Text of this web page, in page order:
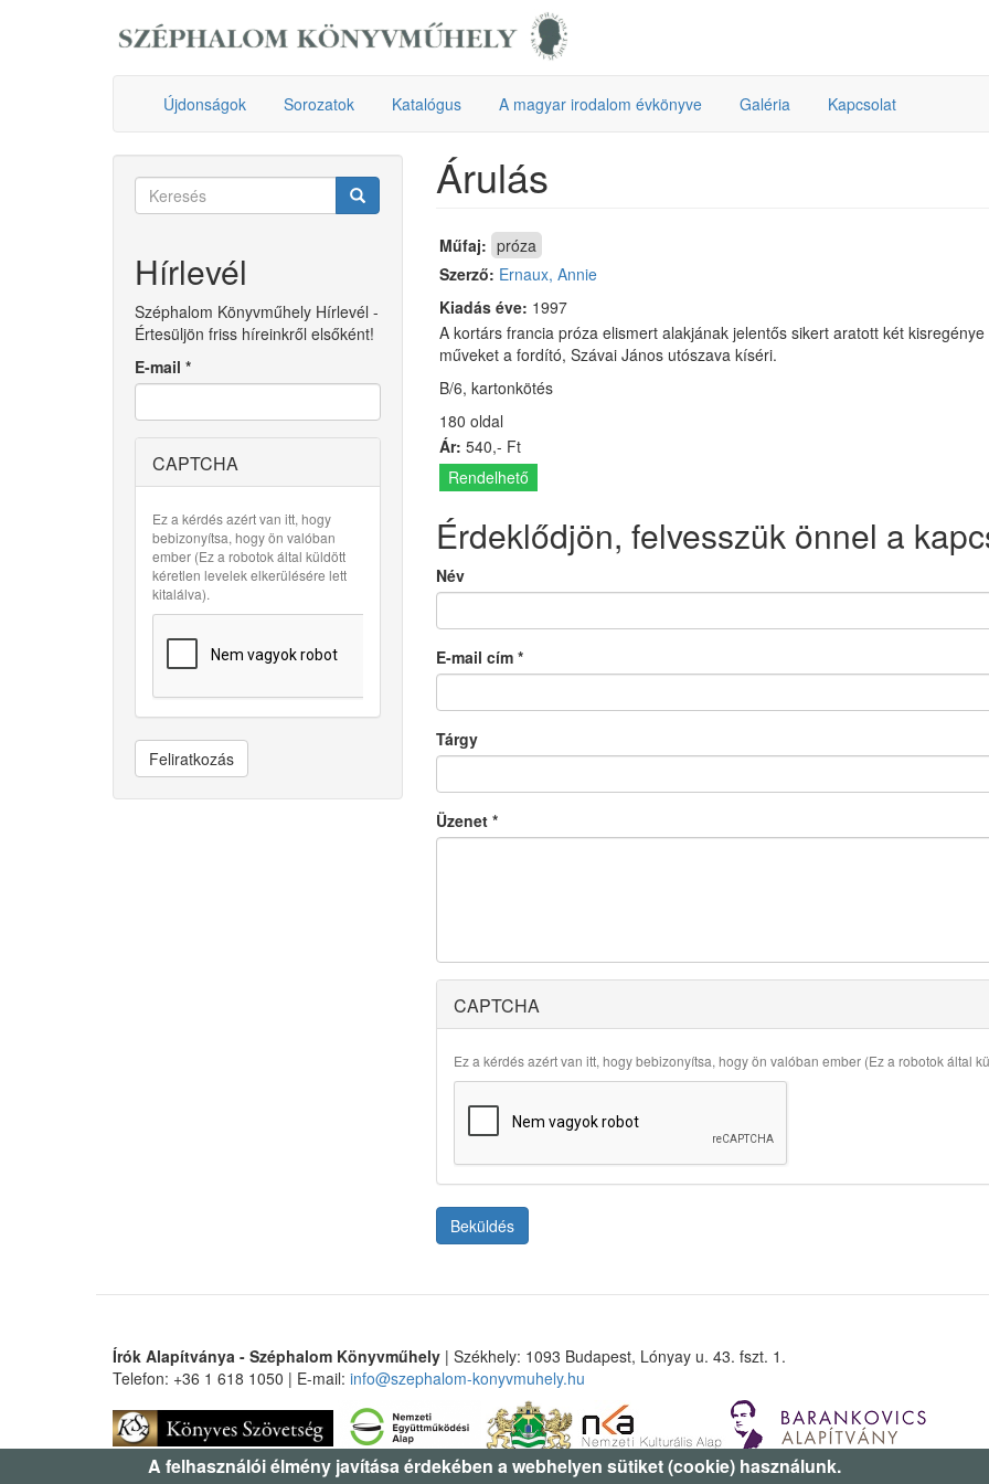
Újdonságok Sorozatok Katalógus A magyar irodalom évkönyve Galéria Kapcsolat
Keresés
Hírlevél
Széphalom Könyvműhely Hírlevél -
Értesüljön friss híreinkről elsőként!
E-mail *
CAPTCHA
Ez a kérdés azért van itt, hogy
bebizonyítsa, hogy ön valóban
ember (Ez a robotok által küldött
kéretlen levelek elkerülésére lett
kitalálva).
Feliratkozás
Árulás
Műfaj: próza
Szerző: Ernaux, Annie
Kiadás éve: 1997
A kortárs francia próza elismert alakjának jelentős sikert aratott két
műveket a fordító, Szávai János utószava kíséri.
B/6, kartonkötés
180 oldal
Ár: 540,- Ft
Rendelhető
Érdeklődjön, felvesszük önnel a
Név
E-mail cím *
Tárgy
Üzenet *
CAPTCHA
Ez a kérdés azért van itt, hogy bebizonyítsa, hogy ön valóban ember (Ez a robotok által
Beküldés
Írók Alapítványa - Széphalom Könyvműhely | Székhely: 1093 Budapest, Lónyay u. 43. fszt. 1.
Telefon: +36 1 618 1050 | E-mail: info@szephalom-konyvmuhely.hu
A felhasználói élmény javítása érdekében a webhelyen sütiket (cookie) használunk.